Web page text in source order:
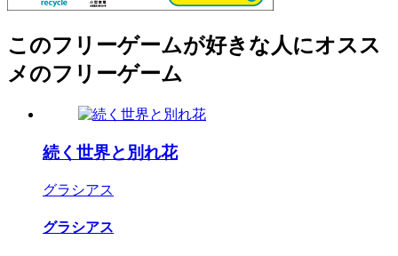
このフリーゲームが好きな人にオスス
メのフリーゲーム
続く世界と別れ花
グラシアス
グラシアス